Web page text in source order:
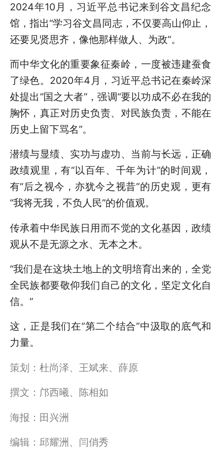
2024年10月，习近平总书记来到谷文昌纪念
馆，指出“学习谷文昌同志，不仅要高山仰止，
还要见贤思齐，像他那样做人、为政”。
而中华文化的重要象征秦岭，一度被违建蚕食
了绿色。2020年4月，习近平总书记在秦岭深
处提出“国之大者”，强调“要以功成不必在我的
胸怀，真正对历史负责、对民族负责，不能在
历史上留下骂名”。
潜绩与显绩、实功与虚功、当前与长远，正确
政绩观里，有“以百年、千年为计”的时间观，
有“后之视今，亦犹今之视昔”的历史观，更有
“我将无我，不负人民”的价值观。
传承着中华民族日用而不觉的文化基因，政绩
观从不是无源之水、无本之木。
“我们是在这块土地上的文明培育出来的，全党
全民族都要敬仰我们自己的文化，坚定文化自
信。”
这，正是我们在“第二个结合”中汲取的底气和
力量。
策划：杜尚泽、王斌来、薛原
撰文：邝西曦、陈相如
海报：田兴洲
编辑：邱耀洲、闫俏秀